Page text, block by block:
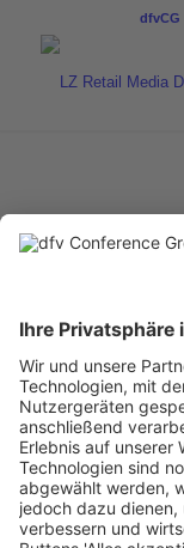
dfvCG
DANIEL
LinkedIn
Ein Business